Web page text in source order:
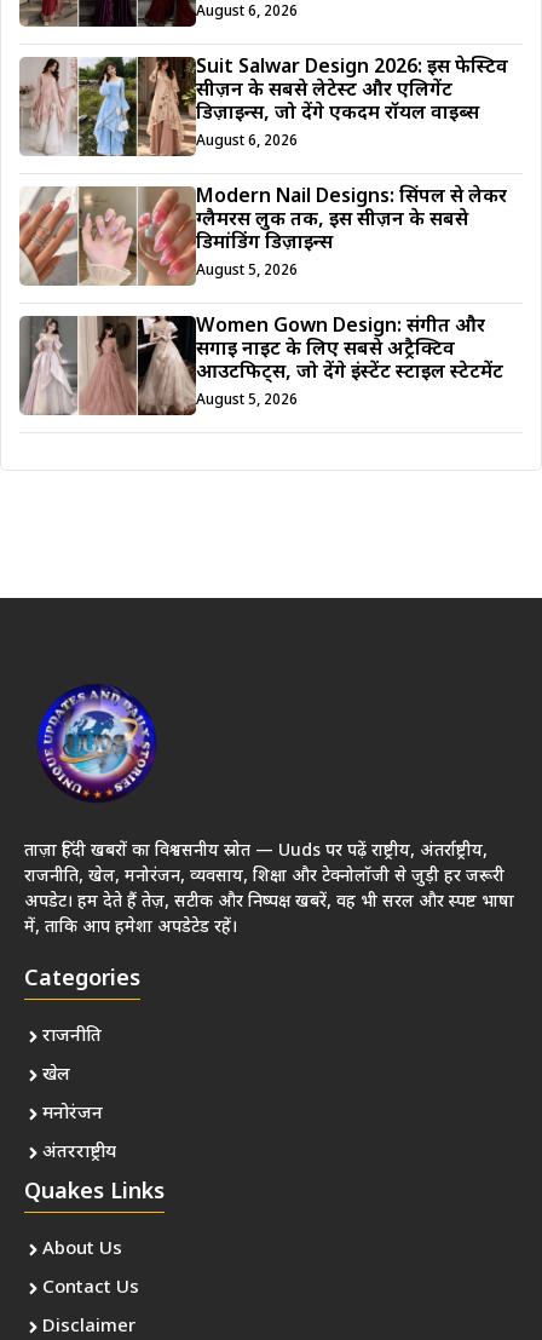
August 6, 2026
Suit Salwar Design 2026: इस फेस्टिव
सीज़न के सबसे लेटेस्ट और एलिगेंट
डिज़ाइन्स, जो देंगे एकदम रॉयल वाइब्स
August 6, 2026
Modern Nail Designs: सिंपल से लेकर
ग्लैमरस लुक तक, इस सीज़न के सबसे
डिमांडिंग डिज़ाइन्स
August 5, 2026
Women Gown Design: संगीत और
सगाई नाइट के लिए सबसे अट्रैक्टिव
आउटफिट्स, जो देंगे इंस्टेंट स्टाइल स्टेटमेंट
August 5, 2026
ताज़ा हिंदी खबरों का विश्वसनीय स्रोत — Uuds पर पढ़ें राष्ट्रीय, अंतर्राष्ट्रीय,
राजनीति, खेल, मनोरंजन, व्यवसाय, शिक्षा और टेक्नोलॉजी से जुड़ी हर जरूरी
अपडेट। हम देते हैं तेज़, सटीक और निष्पक्ष खबरें, वह भी सरल और स्पष्ट भाषा
में, ताकि आप हमेशा अपडेटेड रहें।
Categories
राजनीति
खेल
मनोरंजन
अंतरराष्ट्रीय
Quakes Links
About Us
Contact Us
Disclaimer